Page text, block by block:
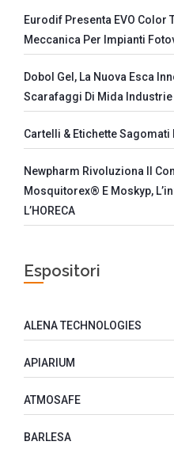
Eurodif Presenta EVO Color
Meccanica Per Impianti
Dobol Gel, La Nuova Esca
Scarafaggi Di Mida
Cartelli & Etichette
Newpharm Rivoluziona Il
Mosquitorex® E Moskyp,
L’HORECA
Espositori
ALENA TECHNOLOGIES
APIARIUM
ATMOSAFE
BARLESA